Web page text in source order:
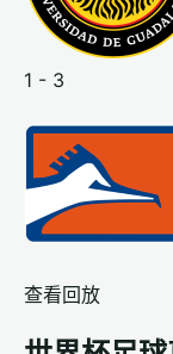
1 - 3
查看回放